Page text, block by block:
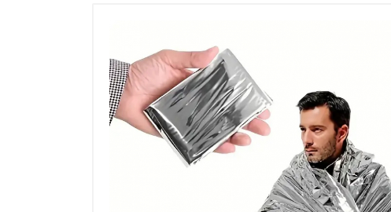
Dárkové poukazy
Výprodej